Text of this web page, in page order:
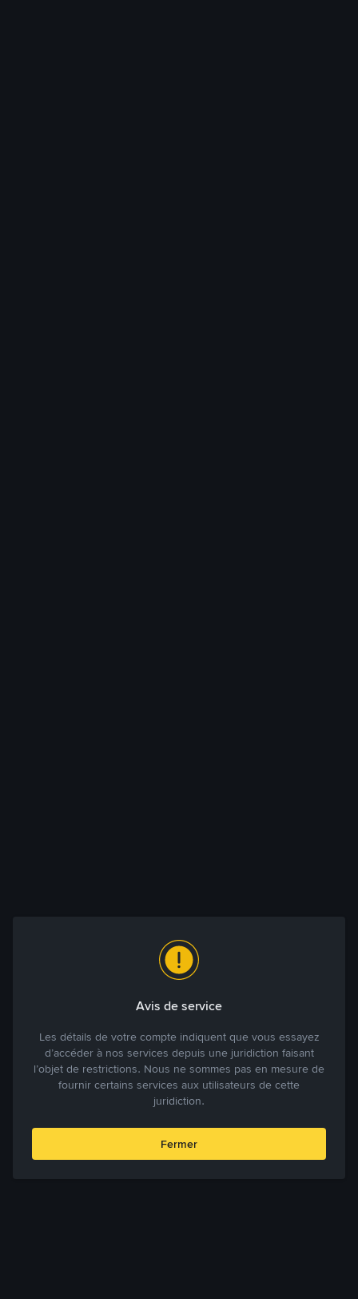
Avis de service
Les détails de votre compte indiquent que vous essayez
d’accéder à nos services depuis une juridiction faisant
l’objet de restrictions. Nous ne sommes pas en mesure de
fournir certains services aux utilisateurs de cette
juridiction.
Fermer